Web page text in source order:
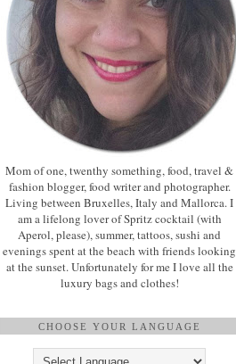
Mom of one, twenthy something, food, travel &
fashion blogger, food writer and photographer.
Living between Bruxelles, Italy and Mallorca. I
am a lifelong lover of Spritz cocktail (with
Aperol, please), summer, tattoos, sushi and
evenings spent at the beach with friends looking
at the sunset. Unfortunately for me I love all the
luxury bags and clothes!
CHOOSE YOUR LANGUAGE